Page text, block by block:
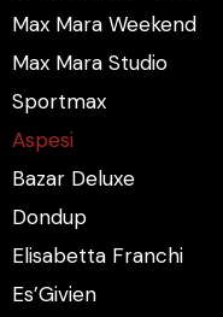
Max Mara Weekend
Max Mara Studio
Sportmax
Aspesi
Bazar Deluxe
Dondup
Elisabetta Franchi
Es’Givien